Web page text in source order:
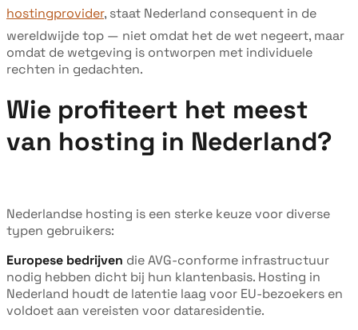
hostingprovider, staat Nederland consequent in de
wereldwijde top — niet omdat het de wet negeert, maar
omdat de wetgeving is ontworpen met individuele
rechten in gedachten.
Wie profiteert het meest
van hosting in Nederland?
Nederlandse hosting is een sterke keuze voor diverse
typen gebruikers:
Europese bedrijven die AVG-conforme infrastructuur
nodig hebben dicht bij hun klantenbasis. Hosting in
Nederland houdt de latentie laag voor EU-bezoekers en
voldoet aan vereisten voor dataresidentie.